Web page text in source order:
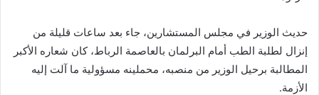
حديث الوزير في مجلس المستشارين، جاء بعد ساعات قليلة من
إنزال لطلبة الطب أمام البرلمان بالعاصمة الرباط، كان شعاره الأكبر
المطالبة برحيل الوزير من منصبه، محملينه مسؤولية ما آلت إليه
الأزمة.